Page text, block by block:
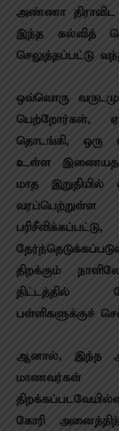
அண்ணா
இந்த கல்வித்
செலுத்தப்பட்டு
ஒவ்வொரு
பெற்றோர்கள்,
தொடங்கி, ஒரு
உள்ள
மாத
திறக்கும்
திட்டத்தில்
பள்ளிகளுக்குச்
ஆனால், இந்த
மாணவர்கள்
கோரி